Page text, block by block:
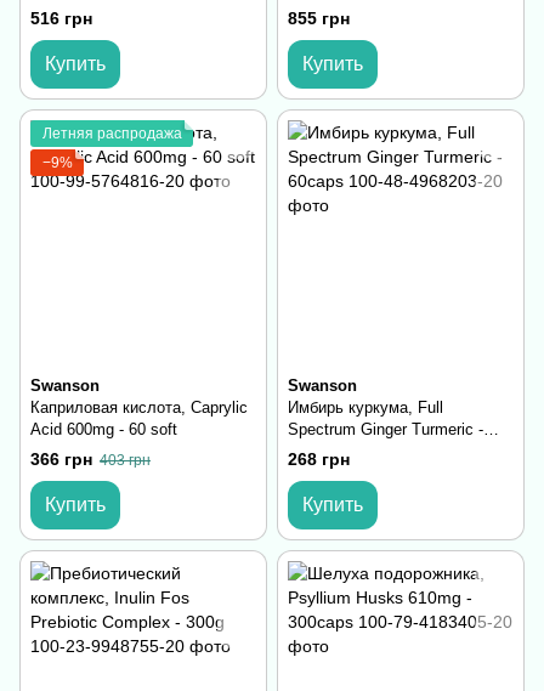
516 грн
Купить
855 грн
Купить
Летняя распродажа
−9%
Swanson
Каприловая кислота, Caprylic
Acid 600mg - 60 soft
366 грн 403 грн
Купить
Swanson
Имбирь куркума, Full
Spectrum Ginger Turmeric -
60caps
268 грн
Купить